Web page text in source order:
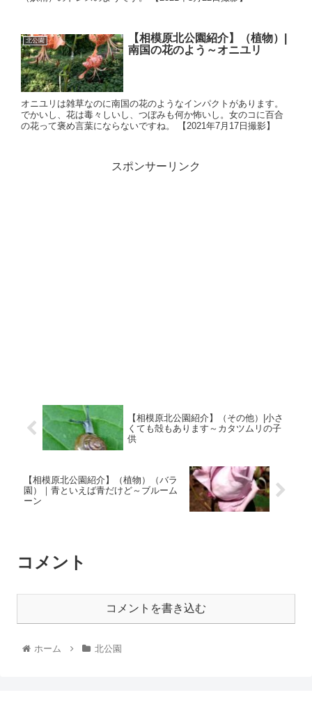
北公園
【相模原北公園紹介】（植物）|
南国の花のよう～オニユリ
オニユリは雑草なのに南国の花のようなインパクトがあります。
でかいし、花は毒々しいし、つぼみも何か怖いし。女のコに百合
の花って褒め言葉にならないですね。 【2021年7月17日撮影】
スポンサーリンク
【相模原北公園紹介】（その他）|小さ
くても殻もあります～カタツムリの子
供
【相模原北公園紹介】（植物）（バラ
園）｜青といえば青だけど～ブルーム
ーン
コメント
コメントを書き込む
ホーム 北公園